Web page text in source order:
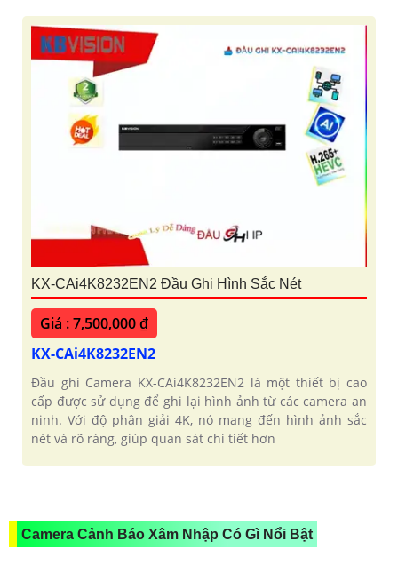
KX-CAi4K8232EN2 Đầu Ghi Hình Sắc Nét
Giá : 7,500,000 ₫
KX-CAi4K8232EN2
Đầu ghi Camera KX-CAi4K8232EN2 là một thiết bị cao
cấp được sử dụng để ghi lại hình ảnh từ các camera an
ninh. Với độ phân giải 4K, nó mang đến hình ảnh sắc
nét và rõ ràng, giúp quan sát chi tiết hơn
Camera Cảnh Báo Xâm Nhập Có Gì Nổi Bật